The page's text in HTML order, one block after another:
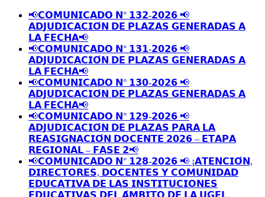
📢𝗖𝗢𝗠𝗨𝗡𝗜𝗖𝗔𝗗𝗢 𝗡° 𝟭𝟯𝟮-𝟮𝟬𝟮𝟲 📢
𝗔𝗗𝗝𝗨𝗗𝗜𝗖𝗔𝗖𝗜𝗢́𝗡 𝗗𝗘 𝗣𝗟𝗔𝗭𝗔𝗦 𝗚𝗘𝗡𝗘𝗥𝗔𝗗𝗔𝗦 𝗔
𝗟𝗔 𝗙𝗘𝗖𝗛𝗔📢
📢𝗖𝗢𝗠𝗨𝗡𝗜𝗖𝗔𝗗𝗢 𝗡° 𝟭𝟯𝟭-𝟮𝟬𝟮𝟲 📢
𝗔𝗗𝗝𝗨𝗗𝗜𝗖𝗔𝗖𝗜𝗢́𝗡 𝗗𝗘 𝗣𝗟𝗔𝗭𝗔𝗦 𝗚𝗘𝗡𝗘𝗥𝗔𝗗𝗔𝗦 𝗔
𝗟𝗔 𝗙𝗘𝗖𝗛𝗔📢
📢𝗖𝗢𝗠𝗨𝗡𝗜𝗖𝗔𝗗𝗢 𝗡° 𝟭𝟯𝟬-𝟮𝟬𝟮𝟲 📢
𝗔𝗗𝗝𝗨𝗗𝗜𝗖𝗔𝗖𝗜𝗢́𝗡 𝗗𝗘 𝗣𝗟𝗔𝗭𝗔𝗦 𝗚𝗘𝗡𝗘𝗥𝗔𝗗𝗔𝗦 𝗔
𝗟𝗔 𝗙𝗘𝗖𝗛𝗔📢
📢𝗖𝗢𝗠𝗨𝗡𝗜𝗖𝗔𝗗𝗢 𝗡° 𝟭𝟮𝟵-𝟮𝟬𝟮𝟲 📢
𝗔𝗗𝗝𝗨𝗗𝗜𝗖𝗔𝗖𝗜𝗢́𝗡 𝗗𝗘 𝗣𝗟𝗔𝗭𝗔𝗦 𝗣𝗔𝗥𝗔 𝗟𝗔
𝗥𝗘𝗔𝗦𝗜𝗚𝗡𝗔𝗖𝗜𝗢́𝗡 𝗗𝗢𝗖𝗘𝗡𝗧𝗘 𝟮𝟬𝟮𝟲 – 𝗘𝗧𝗔𝗣𝗔
𝗥𝗘𝗚𝗜𝗢𝗡𝗔𝗟 – 𝗙𝗔𝗦𝗘 𝟮📢
📢𝗖𝗢𝗠𝗨𝗡𝗜𝗖𝗔𝗗𝗢 𝗡° 𝟭𝟮𝟴-𝟮𝟬𝟮𝟲 📢 ¡𝗔𝗧𝗘𝗡𝗖𝗜𝗢́𝗡,
𝗗𝗜𝗥𝗘𝗖𝗧𝗢𝗥𝗘𝗦, 𝗗𝗢𝗖𝗘𝗡𝗧𝗘𝗦 𝗬 𝗖𝗢𝗠𝗨𝗡𝗜𝗗𝗔𝗗
𝗘𝗗𝗨𝗖𝗔𝗧𝗜𝗩𝗔 𝗗𝗘 𝗟𝗔𝗦 𝗜𝗡𝗦𝗧𝗜𝗧𝗨𝗖𝗜𝗢𝗡𝗘𝗦